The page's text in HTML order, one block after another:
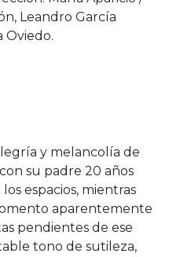
Leandro García
Oviedo.
y melancolía de
su padre 20 años
espacios, mientras
aparentemente
pendientes de ese
tono de sutileza,